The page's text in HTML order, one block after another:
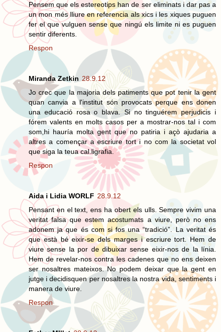
Pensem que els estereotips han de ser eliminats i dar pas a
un mon més lliure en referencia als xics i les xiques puguen
fer el que vulguen sense que ningú els limite ni es puguen
sentir diferents.
Respon
Miranda Zetkin 28.9.12
Jo crec que la majoria dels patiments que pot tenir la gent
quan canvia a l'institut són provocats perque ens donen
una educació rosa o blava. Si no tinguérem perjudicis i
fórem valents en molts casos per a mostrar-nos tal i com
som,hi hauría molta gent que no patiria i açò ajudaria a
altres a començar a escriure tort i no com la societat vol
que siga la teua cal.ligrafia.
Respon
Aida i Lidia WORLF 28.9.12
Pensant en el text, ens ha obert els ulls. Sempre vivim una
veritat falsa que estem acostumats a viure, però no ens
adonem ja que és com si fos una “tradició”. La veritat és
que està bé eixir-se dels marges i escriure tort. Hem de
viure sense la por de dibuixar sense eixir-nos de la línia.
Hem de revelar-nos contra les cadenes que no ens deixen
ser nosaltres mateixos. No podem deixar que la gent en
jutge i decidisquen per nosaltres la nostra vida, sentiments i
manera de viure.
Respon